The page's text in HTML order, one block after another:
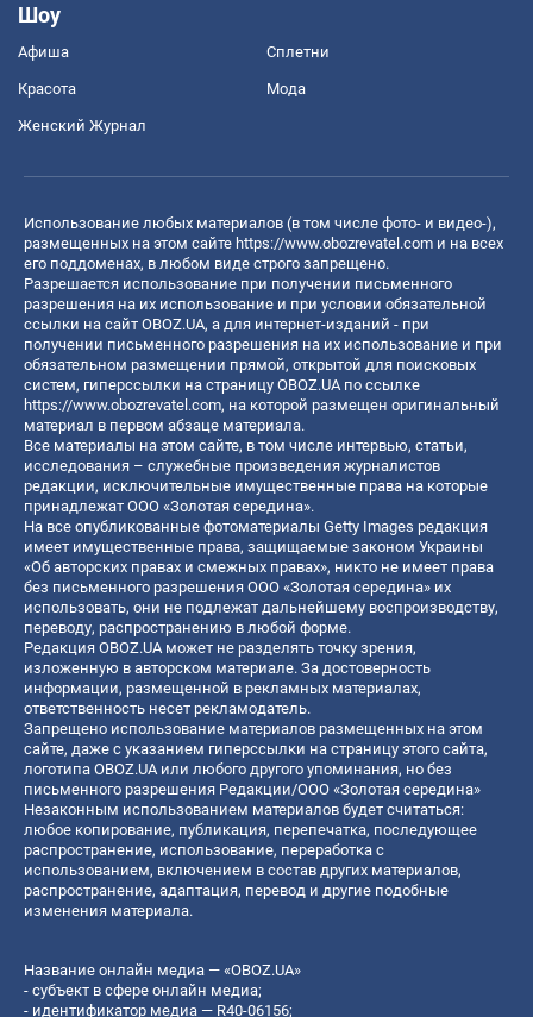
Шоу
Афиша Сплетни
Красота Мода
Женский Журнал
Использование любых материалов (в том числе фото- и видео-),
размещенных на этом сайте https://www.obozrevatel.com и на всех
его поддоменах, в любом виде строго запрещено.
Разрешается использование при получении письменного
разрешения на их использование и при условии обязательной
ссылки на сайт OBOZ.UA, а для интернет-изданий - при
получении письменного разрешения на их использование и при
обязательном размещении прямой, открытой для поисковых
систем, гиперссылки на страницу OBOZ.UA по ссылке
https://www.obozrevatel.com, на которой размещен оригинальный
материал в первом абзаце материала.
Все материалы на этом сайте, в том числе интервью, статьи,
исследования – служебные произведения журналистов
редакции, исключительные имущественные права на которые
принадлежат ООО «Золотая середина».
На все опубликованные фотоматериалы Getty Images редакция
имеет имущественные права, защищаемые законом Украины
«Об авторских правах и смежных правах», никто не имеет права
без письменного разрешения ООО «Золотая середина» их
использовать, они не подлежат дальнейшему воспроизводству,
переводу, распространению в любой форме.
Редакция OBOZ.UA может не разделять точку зрения,
изложенную в авторском материале. За достоверность
информации, размещенной в рекламных материалах,
ответственность несет рекламодатель.
Запрещено использование материалов размещенных на этом
сайте, даже с указанием гиперссылки на страницу этого сайта,
логотипа OBOZ.UA или любого другого упоминания, но без
письменного разрешения Редакции/ООО «Золотая середина»
Незаконным использованием материалов будет считаться:
любое копирование, публикация, перепечатка, последующее
распространение, использование, переработка с
использованием, включением в состав других материалов,
распространение, адаптация, перевод и другие подобные
изменения материала.
Название онлайн медиа — «OBOZ.UA»
- субъект в сфере онлайн медиа;
- идентификатор медиа — R40-06156;